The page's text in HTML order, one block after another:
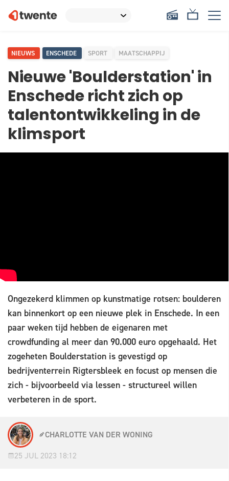
NIEUWS ENSCHEDE SPORT MAATSCHAPPIJ
Nieuwe 'Boulderstation' in
Enschede richt zich op
talentontwikkeling in de
klimsport
Ongezekerd klimmen op kunstmatige rotsen: boulderen
kan binnenkort op een nieuwe plek in Enschede. In een
paar weken tijd hebben de eigenaren met
crowdfunding al meer dan 90.000 euro opgehaald. Het
zogeheten Boulderstation is gevestigd op
bedrijventerrein Rigtersbleek en focust op mensen die
zich - bijvoorbeeld via lessen - structureel willen
verbeteren in de sport.
CHARLOTTE VAN DER WONING
25 JUL 2023 18:12